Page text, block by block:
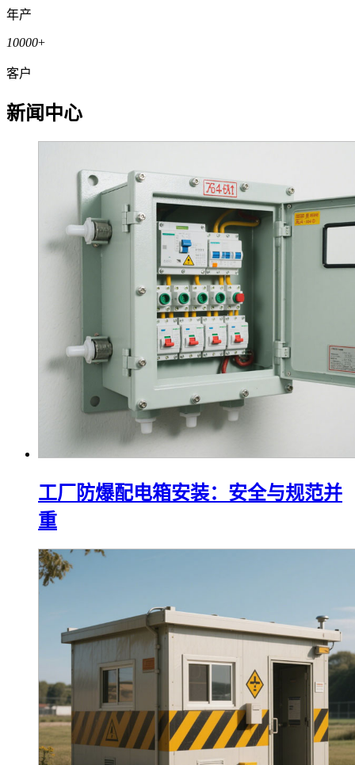
年产
10000+
客户
新闻中心
工厂防爆配电箱安装：安全与规范并
重